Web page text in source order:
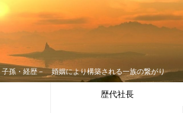
子孫・経歴－ 婚姻により構築される一族の繋がり
歴代社長